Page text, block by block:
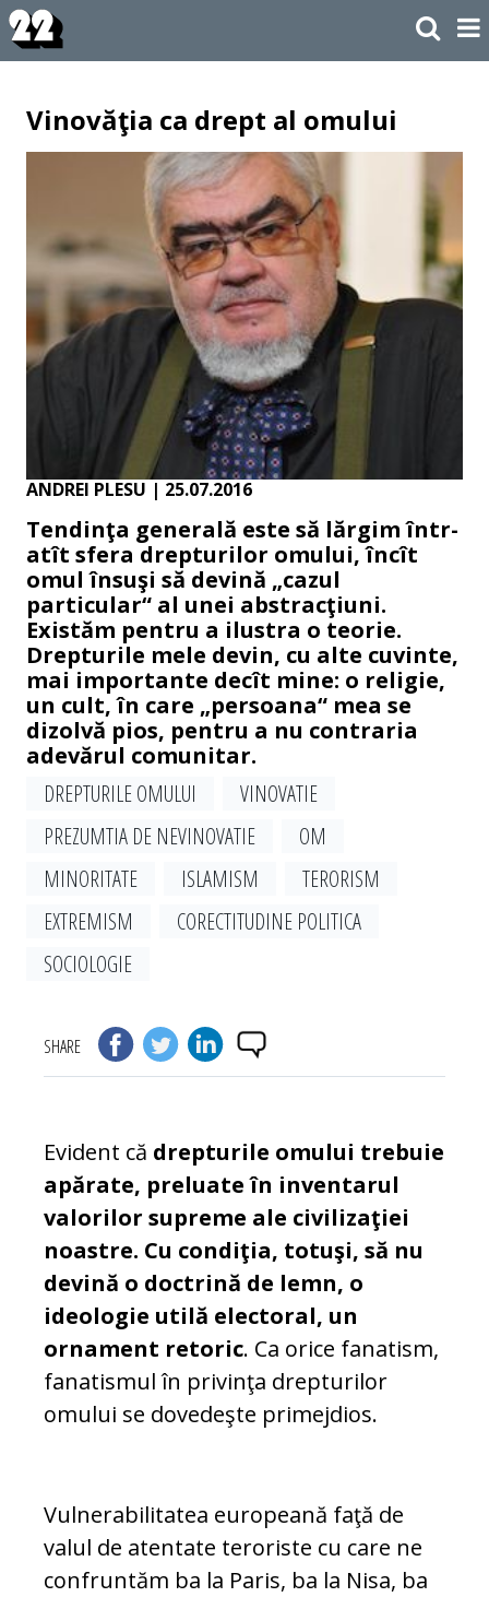
Vinovăţia ca drept al omului
ANDREI PLESU | 25.07.2016
Tendinţa generală este să lărgim într-
atît sfera drepturilor omului, încît
omul însuşi să devină „cazul
particular“ al unei abstracţiuni.
Existăm pentru a ilustra o teorie.
Drepturile mele devin, cu alte cuvinte,
mai importante decît mine: o religie,
un cult, în care „persoana“ mea se
dizolvă pios, pentru a nu contraria
adevărul comunitar.
DREPTURILE OMULUI
VINOVATIE
PREZUMTIA DE NEVINOVATIE
OM
MINORITATE
ISLAMISM
TERORISM
EXTREMISM
CORECTITUDINE POLITICA
SOCIOLOGIE
SHARE
Evident că drepturile omului trebuie
apărate, preluate în inventarul
valorilor supreme ale civilizaţiei
noastre. Cu condiţia, totuşi, să nu
devină o doctrină de lemn, o
ideologie utilă electoral, un
ornament retoric. Ca orice fanatism,
fanatismul în privinţa drepturilor
omului se dovedeşte primejdios.
Vulnerabilitatea europeană faţă de
valul de atentate teroriste cu care ne
confruntăm ba la Paris, ba la Nisa, ba